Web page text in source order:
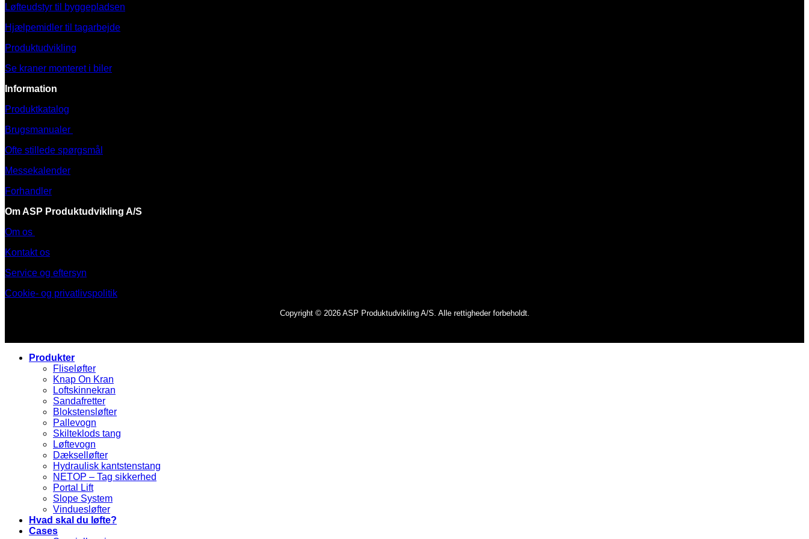
Løfteudstyr til byggepladsen
Hjælpemidler til tagarbejde
Produktudvikling
Se kraner monteret i biler
Information
Produktkatalog
Brugsmanualer
Ofte stillede spørgsmål
Messekalender
Forhandler
Om ASP Produktudvikling A/S
Om os
Kontakt os
Service og eftersyn
Cookie- og privatlivspolitik
Copyright © 2026 ASP Produktudvikling A/S. Alle rettigheder forbeholdt.
Produkter
Fliseløfter
Knap On Kran
Loftskinnekran
Sandafretter
Blokstensløfter
Pallevogn
Skilteklods tang
Løftevogn
Dækselløfter
Hydraulisk kantstenstang
NETOP – Tag sikkerhed
Portal Lift
Slope System
Vinduesløfter
Hvad skal du løfte?
Cases